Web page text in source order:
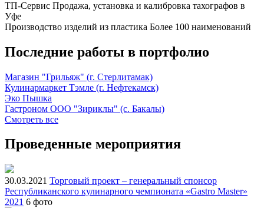
ТП-Сервис Продажа, установка и калибровка тахографов в
Уфе
Производство изделий из пластика Более 100 наименований
Последние работы в портфолио
Магазин "Грильяж" (г. Стерлитамак)
Кулинармаркет Тэмле (г. Нефтекамск)
Эко Пышка
Гастроном ООО "Зириклы" (с. Бакалы)
Смотреть все
Проведенные мероприятия
30.03.2021 Торговый проект – генеральный спонсор
Республиканского кулинарного чемпионата «Gastro Master»
2021 6 фото